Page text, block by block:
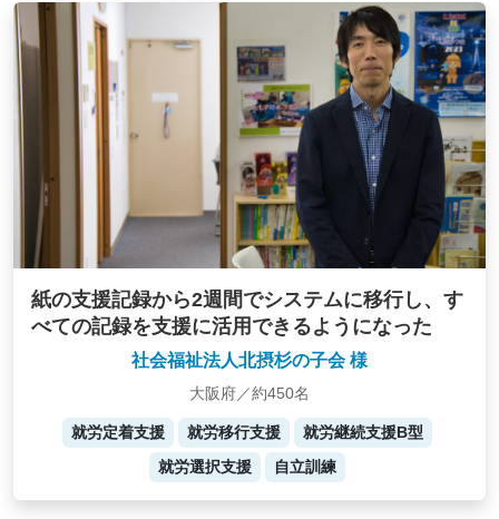
紙の支援記録から2週間でシステムに移行し、す
べての記録を支援に活用できるようになった
社会福祉法人北摂杉の子会 様
大阪府／約450名
就労定着支援 就労移行支援
就労継続支援B型
就労選択支援
自立訓練